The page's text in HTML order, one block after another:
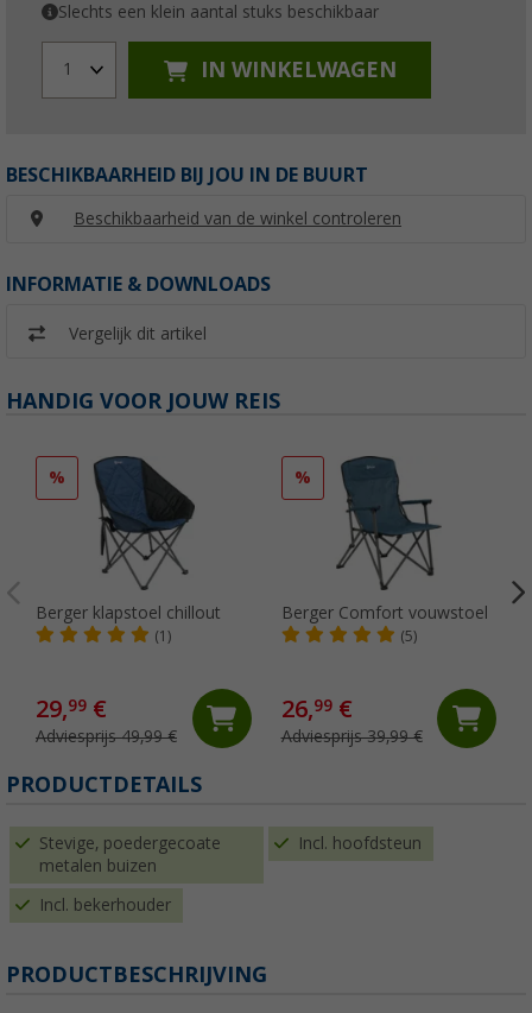
Slechts een klein aantal stuks beschikbaar
1 IN WINKELWAGEN
BESCHIKBAARHEID BIJ JOU IN DE BUURT
Beschikbaarheid van de winkel controleren
INFORMATIE & DOWNLOADS
Vergelijk dit artikel
HANDIG VOOR JOUW REIS
%
Berger klapstoel chillout
(1)
29,99 €
Adviesprijs 49,99 €
%
Berger Comfort vouwstoel
(5)
26,99€
Adviesprijs 39,99 €
PRODUCTDETAILS
Stevige, poedergecoate
metalen buizen
Incl. hoofdsteun
Incl. bekerhouder
PRODUCTBESCHRIJVING